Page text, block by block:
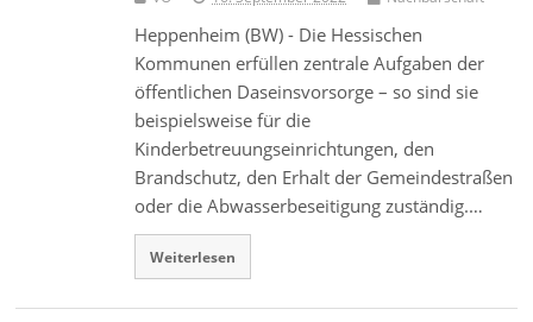
Heppenheim (BW) - Die Hessischen
Kommunen erfüllen zentrale Aufgaben der
öffentlichen Daseinsvorsorge – so sind sie
beispielsweise für die
Kinderbetreuungseinrichtungen, den
Brandschutz, den Erhalt der Gemeindestraßen
oder die Abwasserbeseitigung zuständig.…
Weiterlesen